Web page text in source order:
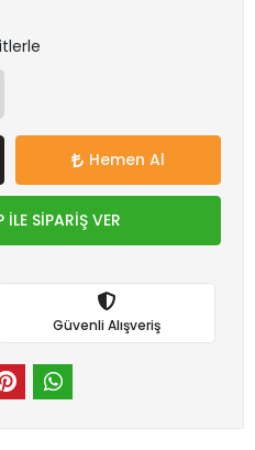
Hemen Al
SİPARİŞ VER
Güvenli Alışveriş